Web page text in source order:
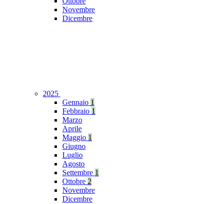
Novembre
Dicembre
2025
Gennaio 1
Febbraio 1
Marzo
Aprile
Maggio 1
Giugno
Luglio
Agosto
Settembre 1
Ottobre 2
Novembre
Dicembre